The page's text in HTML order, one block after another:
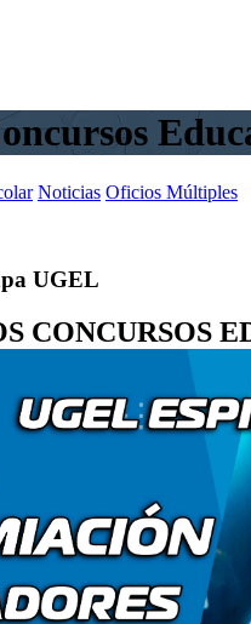
Noticias Oficios Múltiples
UGEL
CONCURSOS